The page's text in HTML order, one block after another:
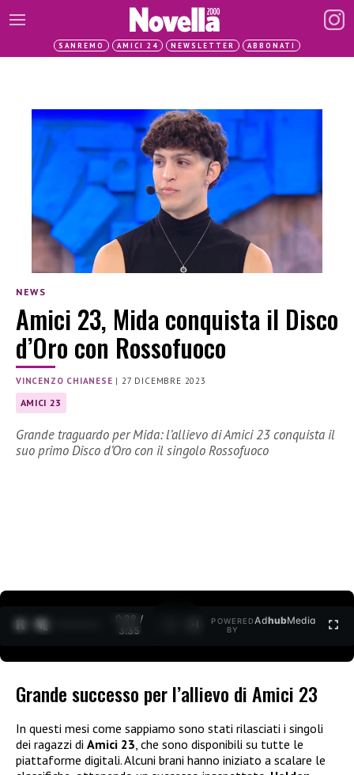
SANREMO AMICI 24 NEWSLETTER ABBONATI
NEWS
Amici 23, Mida conquista il Disco
d’Oro con Rossofuoco
VINCENZO CHIANESE |27 DICEMBRE 2023
AMICI 23
Grande traguardo per Mida: l’allievo di Amici 23 conquista il
suo primo Disco d’Oro con il singolo Rossofuoco
0:30 /
3:35
POWERED
BY
AdhubMedia
Grande successo per l’allievo di Amici 23
In questi mesi come sappiamo sono stati rilasciati i singoli
dei ragazzi di Amici 23, che sono disponibili su tutte le
piattaforme digitali. Alcuni brani hanno iniziato a scalare le